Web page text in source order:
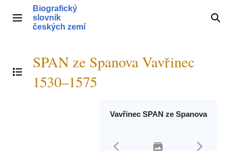
obsahHlavní menu
Biografický
slovník
českých zemí
Přepnout obsah
SPAN ze Spanova Vavřinec
1530–1575
Vavřinec SPAN ze Spanova